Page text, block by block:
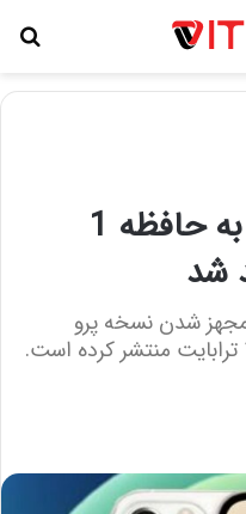
آیفون 13 یا 12 اس به حافظه 1
شد
مجهز شدن نسخه پرو